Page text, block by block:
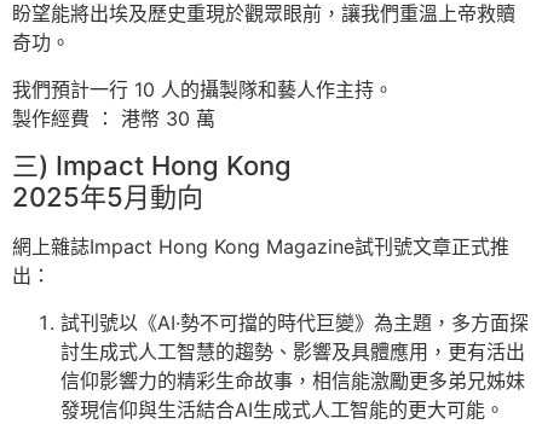
盼望能將出埃及歷史重現於觀眾眼前，讓我們重溫上帝救贖
奇功。
我們預計一行 10 人的攝製隊和藝人作主持。
製作經費 ： 港幣 30 萬
三) Impact Hong Kong
2025年5月動向
網上雜誌Impact Hong Kong Magazine試刊號文章正式推
出：
試刊號以《AI·勢不可擋的時代巨變》為主題，多方面探
討生成式人工智慧的趨勢、影響及具體應用，更有活出
信仰影響力的精彩生命故事，相信能激勵更多弟兄姊妹
發現信仰與生活結合AI生成式人工智能的更大可能。